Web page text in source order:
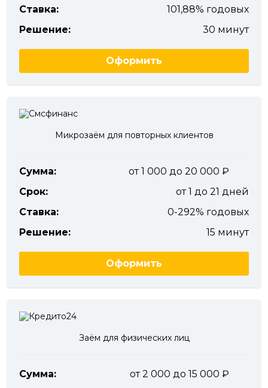
Ставка:
101,88% годовых
Решение:
30 минут
Оформить
Микрозаём для повторных клиентов
Сумма:
от 1 000 до 20 000
Срок:
от 1 до 21 дней
Ставка:
0-292% годовых
Решение:
15 минут
Оформить
Заём для физических лиц
Сумма:
от 2 000 до 15 000